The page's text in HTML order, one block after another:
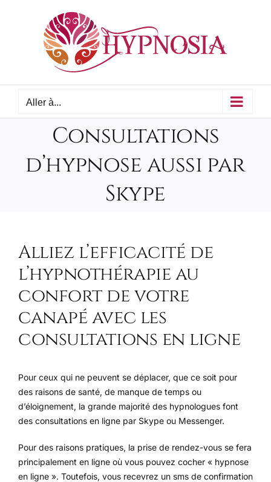
Aller à...
Consultations
d’hypnose aussi par
Skype
Alliez l’efficacité de
l’hypnothérapie au
confort de votre
canapé avec les
consultations en ligne
Pour ceux qui ne peuvent se déplacer, que ce soit pour
des raisons de santé, de manque de temps ou
d’éloignement, la grande majorité des hypnologues font
des consultations en ligne par Skype ou Messenger.
Pour des raisons pratiques, la prise de rendez-vous se fera
principalement en ligne où vous pouvez cocher « hypnose
en ligne ». Toutefois, vous recevrez un sms de confirmation